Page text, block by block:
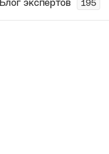
Блог экспертов 195